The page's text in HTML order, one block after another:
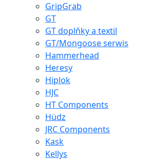
GripGrab
GT
GT doplňky a textil
GT/Mongoose serwis
Hammerhead
Heresy
Hiplok
HJC
HT Components
Hüdz
JRC Components
Kask
Kellys